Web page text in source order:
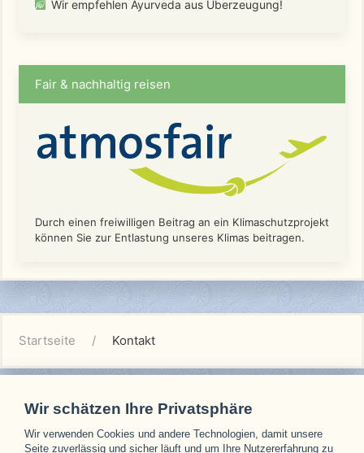
Wir empfehlen Ayurveda aus Überzeugung!
Fair & nachhaltig reisen
Durch einen freiwilligen Beitrag an ein Klimaschutzprojekt
können Sie zur Entlastung unseres Klimas beitragen.
Startseite Kontakt
Unsere Partner
Wir schätzen Ihre Privatsphäre
Wir verwenden Cookies und andere Technologien, damit unsere
Seite zuverlässig und sicher läuft und um Ihre Nutzererfahrung zu